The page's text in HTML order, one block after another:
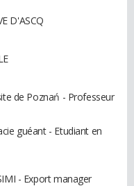
D'ASCQ
de Poznań - Professeur
guéant - Etudiant en
- Export manager